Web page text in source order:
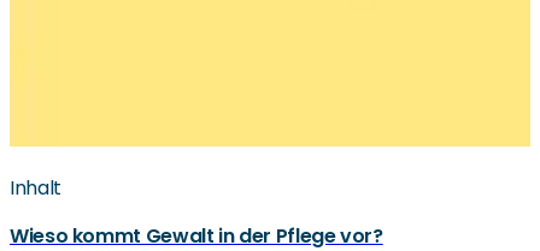
Inhalt
Wieso kommt Gewalt in der Pflege vor?